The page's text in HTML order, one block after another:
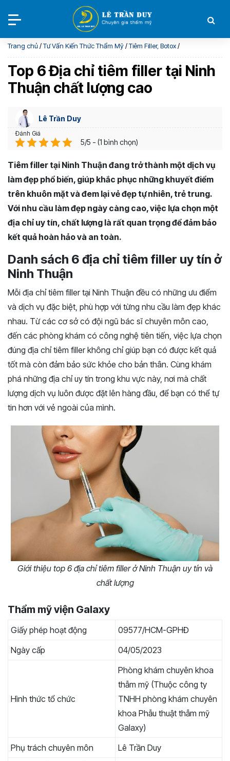
Trang chủ/Tư Vấn Kiến Thức Thẩm Mỹ/Tiêm Filler, Botox/
Top 6 Địa chỉ tiêm filler tại Ninh
Thuận chất lượng cao
Lê Trần Duy
Đánh Giá
5/5 - (1 bình chọn)
Tiêm filler tại Ninh Thuận đang trở thành một dịch vụ
làm đẹp phổ biến, giúp khắc phục những khuyết điểm
trên khuôn mặt và đem lại vẻ đẹp tự nhiên, trẻ trung.
Với nhu cầu làm đẹp ngày càng cao, việc lựa chọn một
địa chỉ uy tín, chất lượng là rất quan trọng để đảm bảo
kết quả hoàn hảo và an toàn.
Danh sách 6 địa chỉ tiêm filler uy tín ở
Ninh Thuận
Mỗi địa chỉ tiêm filler tại Ninh Thuận đều có những ưu điểm
và dịch vụ đặc biệt, phù hợp với từng nhu cầu làm đẹp khác
nhau. Từ các cơ sở có đội ngũ bác sĩ chuyên môn cao,
đến các phòng khám có công nghệ tiên tiến, việc lựa chọn
đúng địa chỉ tiêm filler không chỉ giúp bạn có được kết quả
tốt mà còn đảm bảo sức khỏe cho bản thân. Cùng khám
phá những địa chỉ uy tín trong khu vực này, nơi mà chất
lượng dịch vụ luôn được đặt lên hàng đầu, để bạn có thể tự
tin hơn với vẻ ngoài của mình.
Giới thiệu top 6 địa chỉ tiêm filler ở Ninh Thuận uy tín và
chất lượng
Thẩm mỹ viện Galaxy
Giấy phép hoạt động
09577/HCM-GPHĐ
Ngày cấp
04/05/2023
Hình thức tổ chức
Phòng khám chuyên khoa
thẫm mỹ (Thuộc công ty
TNHH phòng khám chuyên
khoa Phẫu thuật thẫm mỹ
Galaxy)
Phụ trách chuyên môn
Lê Trần Duy